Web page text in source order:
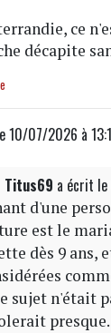
ce
décapite
10/07/2026 à
Titus69 a écrit
d'une
est le
dès 9 ans,
sujet n'était